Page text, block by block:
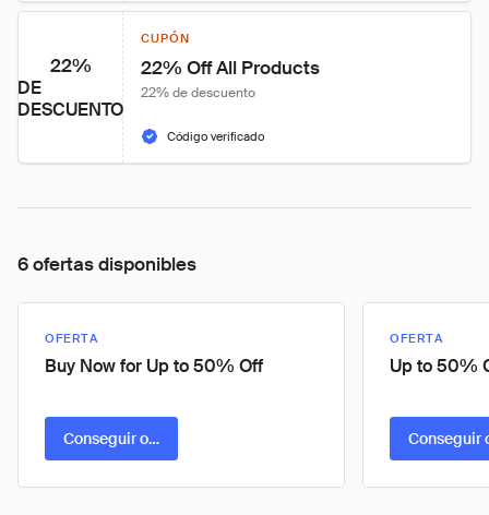
22%
DE
DESCUENTO
CUPÓN
22% Off All Products
22% de descuento
Código verificado
6 ofertas disponibles
OFERTA
Buy Now for Up to 50% Off
Conseguir oferta
OFERTA
Up to 50%
Conseguir